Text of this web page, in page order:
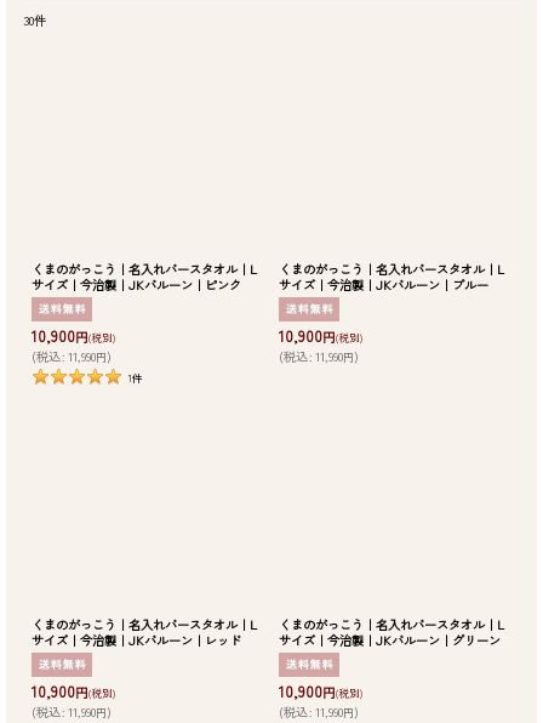
30件
くまのがっこう｜名入れバースタオル｜L
サイズ｜今治製｜JKバルーン｜ピンク
10,900円(税別)
(税込: 11,990円)
1件
くまのがっこう｜名入れバースタオル｜L
サイズ｜今治製｜JKバルーン｜ブルー
10,900円(税別)
(税込: 11,990円)
くまのがっこう｜名入れバースタオル｜L
サイズ｜今治製｜JKバルーン｜レッド
10,900円(税別)
(税込: 11,990円)
くまのがっこう｜名入れバースタオル｜L
サイズ｜今治製｜JKバルーン｜グリーン
10,900円(税別)
(税込: 11,990円)